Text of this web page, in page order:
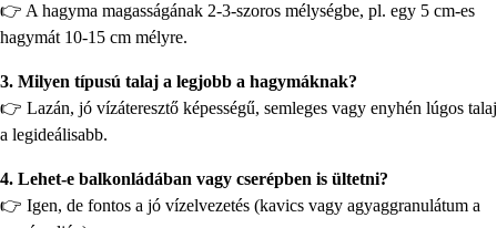
👉 A hagyma magasságának 2-3-szoros mélységbe, pl. egy 5 cm-es
hagymát 10-15 cm mélyre.
3. Milyen típusú talaj a legjobb a hagymáknak?
👉 Lazán, jó vízáteresztő képességű, semleges vagy enyhén lúgos talaj
a legideálisabb.
4. Lehet-e balkonládában vagy cserépben is ültetni?
👉 Igen, de fontos a jó vízelvezetés (kavics vagy agyaggranulátum a